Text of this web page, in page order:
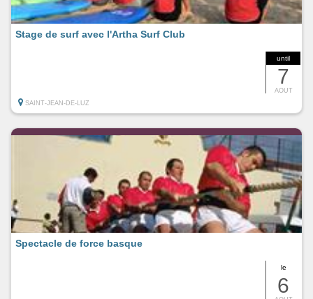
until
7
AOUT
Stage de surf avec l'Artha Surf Club
SAINT-JEAN-DE-LUZ
le
6
Spectacle de force basque